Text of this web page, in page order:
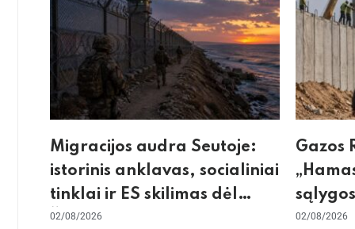
Migracijos audra Seutoje:
istorinis anklavas, socialiniai
tinklai ir ES skilimas dėl
Šengeno zonos
02/08/2026
Gazos
02/08/2026